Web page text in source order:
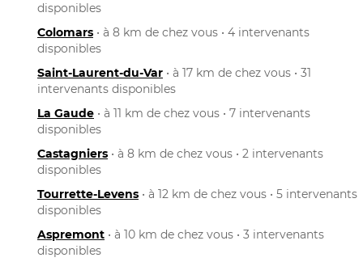
disponibles
Colomars • à 8 km de chez vous • 4 intervenants
disponibles
Saint-Laurent-du-Var • à 17 km de chez vous • 31
intervenants disponibles
La Gaude • à 11 km de chez vous • 7 intervenants
disponibles
Castagniers • à 8 km de chez vous • 2 intervenants
disponibles
Tourrette-Levens • à 12 km de chez vous • 5 intervenants
disponibles
Aspremont • à 10 km de chez vous • 3 intervenants
disponibles